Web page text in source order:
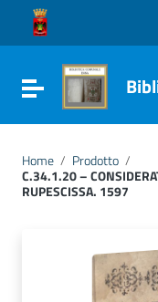
Vai ai contenuti
Vai al menu di
Vai al footer
Attiva / disattiva la
Home / Prodotto /
C.34.1.20 –
RUPESCISSA. 1597